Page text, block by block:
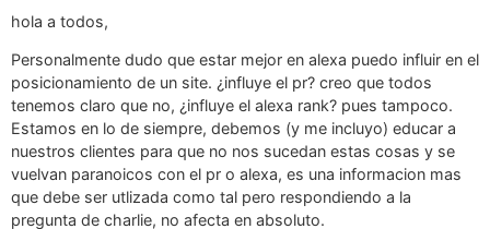
hola a todos,
Personalmente dudo que estar mejor en alexa puedo influir en el
posicionamiento de un site. ¿influye el pr? creo que todos
tenemos claro que no, ¿influye el alexa rank? pues tampoco.
Estamos en lo de siempre, debemos (y me incluyo) educar a
nuestros clientes para que no nos sucedan estas cosas y se
vuelvan paranoicos con el pr o alexa, es una informacion mas
que debe ser utlizada como tal pero respondiendo a la
pregunta de charlie, no afecta en absoluto.